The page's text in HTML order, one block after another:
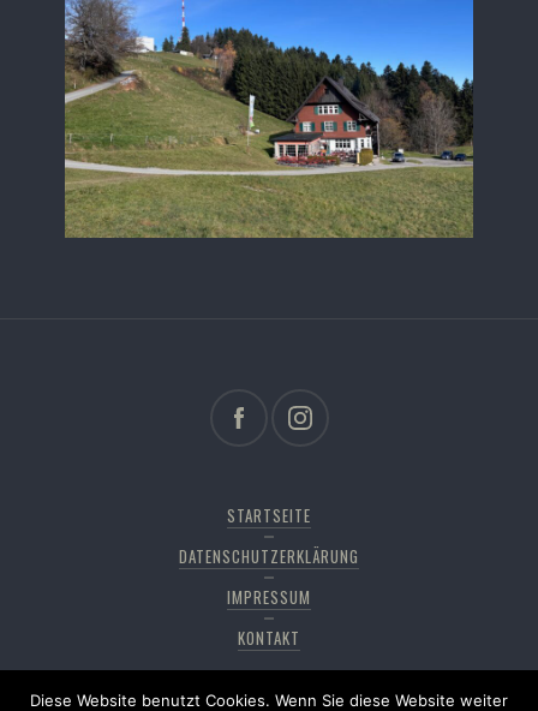
STARTSEITE
DATENSCHUTZERKLÄRUNG
IMPRESSUM
KONTAKT
Diese Website benutzt Cookies. Wenn Sie diese Website weiter